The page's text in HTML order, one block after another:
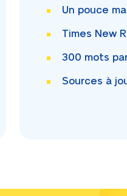
Un pouce
Times New
300 mots
Sources à